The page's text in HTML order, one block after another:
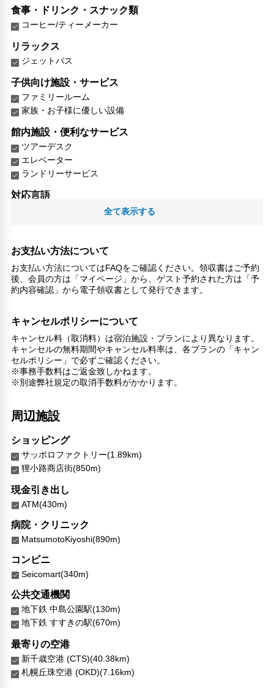
食事・ドリンク・スナック類
コーヒー/ティーメーカー
リラックス
ジェットバス
子供向け施設・サービス
ファミリールーム
家族・お子様に優しい設備
館内施設・便利なサービス
ツアーデスク
エレベーター
ランドリーサービス
対応言語
自動販売機
トイレタリー
コンタクトレス チェックイン/チェックアウト
リネン・衣類の湯洗い
全て表示する
お支払い方法について
お支払い方法についてはFAQをご確認ください。領収書はご予約
後、会員の方は「マイページ」から、ゲスト予約された方は「予
約内容確認」から電子領収書として発行できます。
キャンセルポリシーについて
キャンセル料（取消料）は宿泊施設・プランにより異なります。
キャンセルの無料期間やキャンセル料率は、各プランの「キャン
セルポリシー」で必ずご確認ください。
※事務手数料はご返金致しかねます。
※別途弊社規定の取消手数料がかかります。
周辺施設
ショッピング
サッポロファクトリー(1.89km)
狸小路商店街(850m)
現金引き出し
ATM(430m)
病院・クリニック
MatsumotoKiyoshi(890m)
コンビニ
Seicomart(340m)
公共交通機関
地下鉄 中島公園駅(130m)
地下鉄 すすきの駅(670m)
最寄りの空港
新千歳空港 (CTS)(40.38km)
札幌丘珠空港 (OKD)(7.16km)